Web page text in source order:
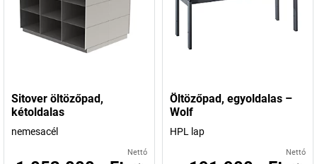
Sitover öltözőpad,
kétoldalas
nemesacél
Nettó
Öltözőpad, egyoldalas –
Wolf
HPL lap
Nettó